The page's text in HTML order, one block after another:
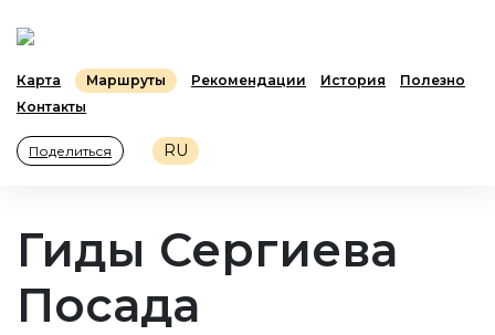
Карта Маршруты Рекомендации История
Полезно
Контакты
Поделиться
RU
Гиды Сергиева
Посада